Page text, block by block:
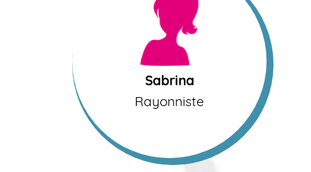
Sabrina
Rayonniste
Sabrina
Rayonniste